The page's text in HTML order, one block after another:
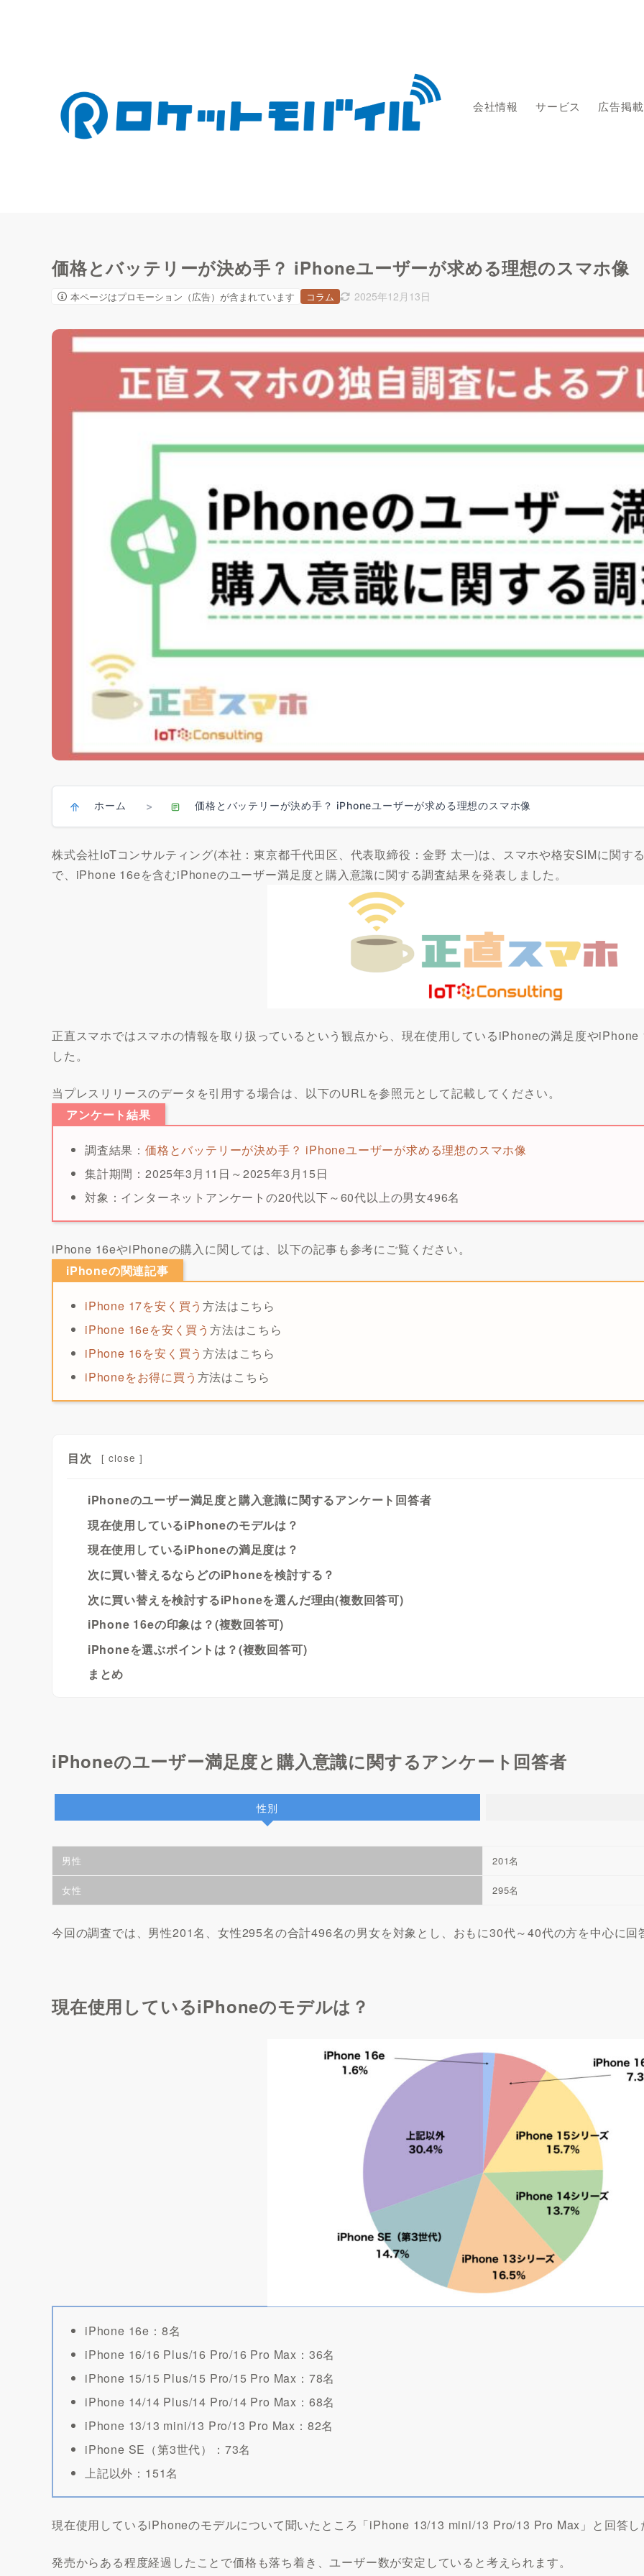
会社情報 サービス 広告掲載
価格とバッテリーが決め手？ iPhoneユーザーが求める理想のスマホ像
本ページはプロモーション（広告）が含まれています コラム 2025年12月13日
ホーム > 価格とバッテリーが決め手？ iPhoneユーザーが求める理想のスマホ像
株式会社IoTコンサルティング(本社：東京都千代田区、代表取締役：金野 太一)は、スマホや格安SIMに関す
で、iPhone 16eを含むiPhoneのユーザー満足度と購入意識に関する調査結果を発表しました。
正直スマホではスマホの情報を取り扱っているという観点から、現在使用しているiPhoneの満足度や
した。
当プレスリリースのデータを引用する場合は、以下のURLを参照元として記載してください。
アンケート結果
調査結果： 価格とバッテリーが決め手？ iPhoneユーザーが求める理想のスマホ像
集計期間：2025年3月11日～2025年3月15日
対象：インターネットアンケートの20代以下～60代以上の男女496名
iPhone 16eやiPhoneの購入に関しては、以下の記事も参考にご覧ください。
iPhoneの関連記事
iPhone 17を安く買う方法はこちら
iPhone 16eを安く買う方法はこちら
iPhone 16を安く買う方法はこちら
iPhoneをお得に買う 方法はこちら
目次 [ close ]
iPhoneのユーザー満足度と購入意識に関するアンケート回答者
現在使用しているiPhoneのモデルは？
現在使用しているiPhoneの満足度は？
次に買い替えるならどのiPhoneを検討する？
次に買い替えを検討するiPhoneを選んだ理由(複数回答可)
iPhone 16eの印象は？(複数回答可)
iPhoneを選ぶポイントは？(複数回答可)
まとめ
iPhoneのユーザー満足度と購入意識に関するアンケート回答者
性別
男性 201名
女性 295名
今回の調査では、男性201名、女性295名の合計496名の男女を対象とし、おもに30代～40代の方を中心に回
現在使用しているiPhoneのモデルは？
iPhone 16e：8名
iPhone 16/16 Plus/16 Pro/16 Pro Max：36名
iPhone 15/15 Plus/15 Pro/15 Pro Max：78名
iPhone 14/14 Plus/14 Pro/14 Pro Max：68名
iPhone 13/13 mini/13 Pro/13 Pro Max：82名
iPhone SE（第3世代）：73名
上記以外：151名
現在使用しているiPhoneのモデルについて聞いたところ「iPhone 13/13 mini/13 Pro/13 Pro Max」と回答
発売からある程度経過したことで価格も落ち着き、ユーザー数が安定していると考えられます。